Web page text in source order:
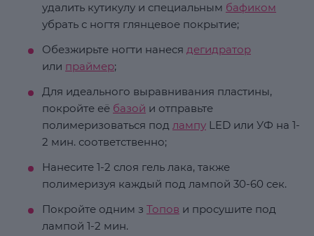
удалить кутикулу и специальным бафиком
убрать с ногтя глянцевое покрытие;
Обезжирьте ногти нанеся дегидратор
или праймер;
Для идеального выравнивания пластины,
покройте её базой и отправьте
полимеризоваться под лампу LED или УФ на 1-
2 мин. соответственно;
Нанесите 1-2 слоя гель лака, также
полимеризуя каждый под лампой 30-60 сек.
Покройте одним з Топов и просушите под
лампой 1-2 мин.